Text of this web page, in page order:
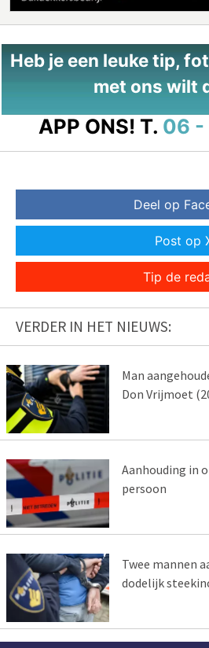
Heb je een leuke tip,
met ons wilt
APP ONS! T. 06 -
Deel op
Post op
Tip de
VERDER IN HET NIEUWS:
Man
Don Vrijmoet
Aanhouding in
persoon
Twee mannen
dodelijk